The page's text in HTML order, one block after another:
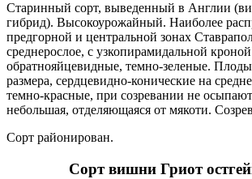
Старинный сорт, выведенный в Англии
гибрид). Высокоурожайный. Наиболее
предгорной и центральной зонах
среднерослое, с узкопирамидальной
обратнояйцевидные, темно-зеленые. Плоды
размера, сердцевидно-конические на
темно-красные, при созревании не
небольшая, отделяющаяся от мякоти.
Сорт районирован.
Сорт вишни Гриот